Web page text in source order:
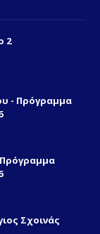
2
- Πρόγραμμα
Σχοινάς